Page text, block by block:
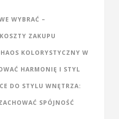
WYBRAĆ –
ZAKUPU
KOLORYSTYCZNY W
HARMONIĘ I STYL
DO STYLU WNĘTRZA:
SPÓJNOŚĆ